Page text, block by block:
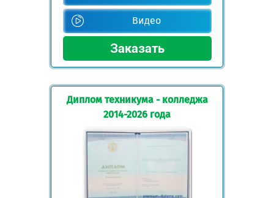
Видео
Диплом техникума - колледжа
2014-2026 года